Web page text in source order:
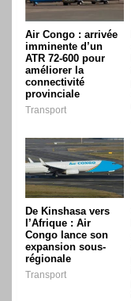
Air Congo : arrivée
imminente d’un
ATR 72-600 pour
améliorer la
connectivité
provinciale
Transport
De Kinshasa vers
l’Afrique : Air
Congo lance son
expansion sous-
régionale
Transport